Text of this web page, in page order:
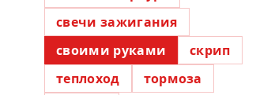
свечи зажигания
своими руками
скрип
теплоход
тормоза